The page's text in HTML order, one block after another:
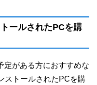
ールされたPCを購
定がある方におすすめな
ストールされたPCを購